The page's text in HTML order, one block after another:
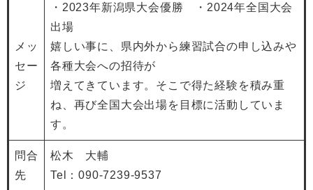
メッ
セー
ジ
・2023年新潟県大会優勝 ・2024年全国大会
出場
嬉しい事に、県内外から練習試合の申し込みや
各種大会への招待が
増えてきています。そこで得た経験を積み重
ね、再び全国大会出場を目標に活動していま
す。
問合
先
松木 大輔
Tel：090-7239-9537